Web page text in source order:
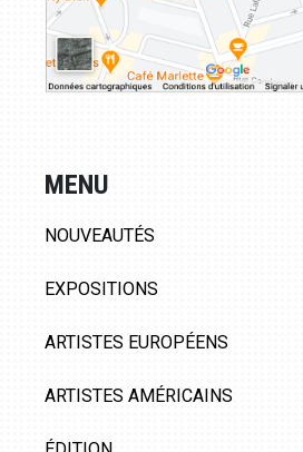
MENU
NOUVEAUTÉS
EXPOSITIONS
ARTISTES EUROPÉENS
ARTISTES AMÉRICAINS